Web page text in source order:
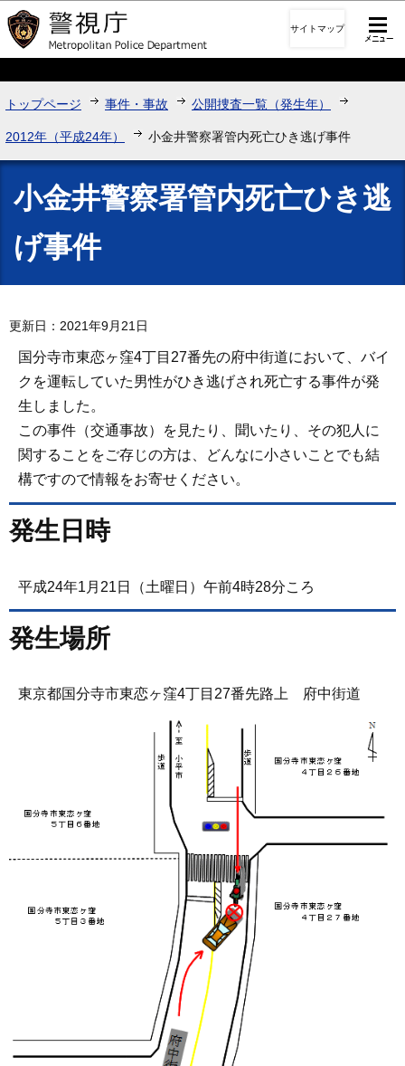
このページの本文へ移動
サイトマップ
トップページ 事件・事故 公開捜査一覧（発生年）
2012年（平成24年） 小金井警察署管内死亡ひき逃げ事件
小金井警察署管内死亡ひき逃
げ事件
更新日：2021年9月21日
国分寺市東恋ヶ窪4丁目27番先の府中街道において、バイ
クを運転していた男性がひき逃げされ死亡する事件が発
生しました。
この事件（交通事故）を見たり、聞いたり、その犯人に
関することをご存じの方は、どんなに小さいことでも結
構ですので情報をお寄せください。
発生日時
平成24年1月21日（土曜日）午前4時28分ころ
発生場所
東京都国分寺市東恋ヶ窪4丁目27番先路上 府中街道